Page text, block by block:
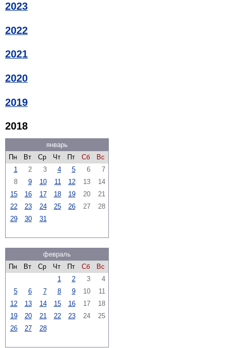
2023
2022
2021
2020
2019
2018
январь
Пн
Вт Ср Чт Пт Сб
Вс
1
2 3 4 5 6
7
8
9 10 11 12 13
14
15
16 17 18 19 20
21
22
23 24 25 26 27
28
29
30 31
февраль
Пн
Вт Ср Чт Пт Сб
Вс
1
2 3
4
5
6 7 8 9 10
11
12
13 14 15 16 17
18
19
20 21 22 23 24
25
26
27 28